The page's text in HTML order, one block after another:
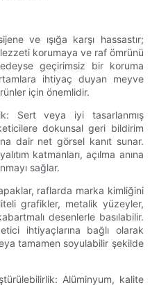
ve ışığa karşı hassastır;
korumaya ve raf ömrünü
geçirimsiz bir koruma
ihtiyaç duyan meyve
için önemlidir.
Sert veya iyi tasarlanmış
dokunsal geri bildirim
dair net görsel kanıt sunar.
katmanları, açılma anına
sağlar.
raflarda marka kimliğini
grafikler, metalik yüzeyler,
desenlerle basılabilir.
ihtiyaçlarına bağlı olarak
tamamen soyulabilir şekilde
Alüminyum, kalite